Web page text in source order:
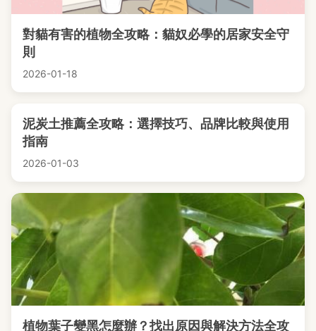
對貓有害的植物全攻略：貓奴必學的居家安全守
則
2026-01-18
泥炭土推薦全攻略：選擇技巧、品牌比較與使用
指南
2026-01-03
植物葉子變黑怎麼辦？找出原因與解決方法全攻